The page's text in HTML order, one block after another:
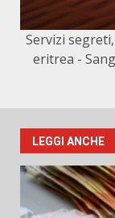
Servizi
eritrea -
LEGGI ANCHE